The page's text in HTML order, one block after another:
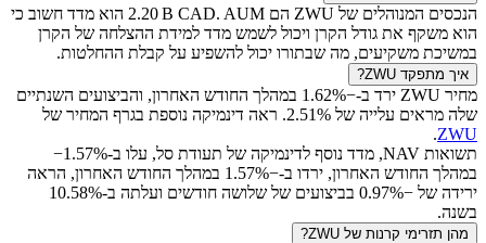
הנכסים המנוהלים של ZWU הם ‪2.20 B‬ CAD
. AUM הוא מדד חשוב כי
הוא משקף את גודל הקרן ויכול לשמש מדד למידת ההצלחה של הקרן
במשיכת משקיעים, מה שבתורו יכול להשפיע על קבלת ההחלטות.
איך מתפקד ZWU
?
מחיר ZWU ירד ב-−1.62
% במהלך החודש האחרון, והביצועים השנתיים
שלה מראים עלייה של
2.51%. ראה דינמיקה נוספת בגרף המחיר של
ZWU
.
תשואות NAV, מדד נוסף לדינמיקה של תעודת סל, עלו ב-%‎
−1.57
במהלך החודש האחרון, ירדו ב-−1.57
% במהלך החודש האחרון, הראה
ירידה של −0.97% בביצועים של שלושה חודשים ועלתה ב- 10.58%
בשנה.
מהן תזרימי קרנות של ZWU
?